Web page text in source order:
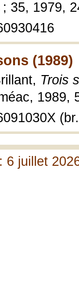
35, 1979,
(1989)
Trois
1989,
6 juillet